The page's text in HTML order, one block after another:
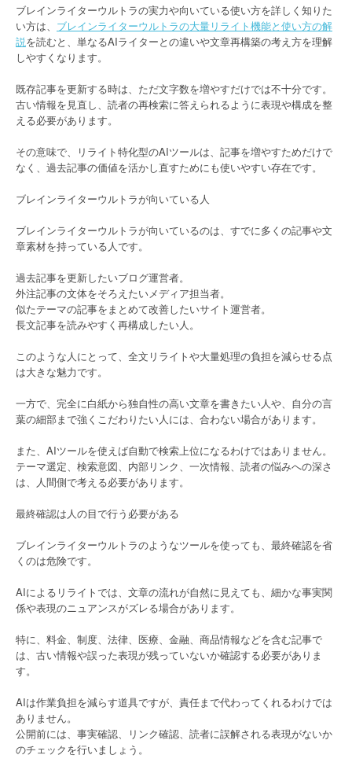
ブレインライターウルトラの実力や向いている使い方を詳しく知りた
い方は、 ブレインライターウルトラの大量リライト機能と使い方の解
説を読むと、単なるAIライターとの違いや文章再構築の考え方を理解
しやすくなります。
既存記事を更新する時は、ただ文字数を増やすだけでは不十分です。
古い情報を見直し、読者の再検索に答えられるように表現や構成を整
える必要があります。
その意味で、リライト特化型のAIツールは、記事を増やすためだけで
なく、過去記事の価値を活かし直すためにも使いやすい存在です。
ブレインライターウルトラが向いている人
ブレインライターウルトラが向いているのは、すでに多くの記事や文
章素材を持っている人です。
過去記事を更新したいブログ運営者。
外注記事の文体をそろえたいメディア担当者。
似たテーマの記事をまとめて改善したいサイト運営者。
長文記事を読みやすく再構成したい人。
このような人にとって、全文リライトや大量処理の負担を減らせる点
は大きな魅力です。
一方で、完全に白紙から独自性の高い文章を書きたい人や、自分の言
葉の細部まで強くこだわりたい人には、合わない場合があります。
また、AIツールを使えば自動で検索上位になるわけではありません。
テーマ選定、検索意図、内部リンク、一次情報、読者の悩みへの深さ
は、人間側で考える必要があります。
最終確認は人の目で行う必要がある
ブレインライターウルトラのようなツールを使っても、最終確認を省
くのは危険です。
AIによるリライトでは、文章の流れが自然に見えても、細かな事実関
係や表現のニュアンスがズレる場合があります。
特に、料金、制度、法律、医療、金融、商品情報などを含む記事で
は、古い情報や誤った表現が残っていないか確認する必要がありま
す。
AIは作業負担を減らす道具ですが、責任まで代わってくれるわけでは
ありません。
公開前には、事実確認、リンク確認、読者に誤解される表現がないか
のチェックを行いましょう。